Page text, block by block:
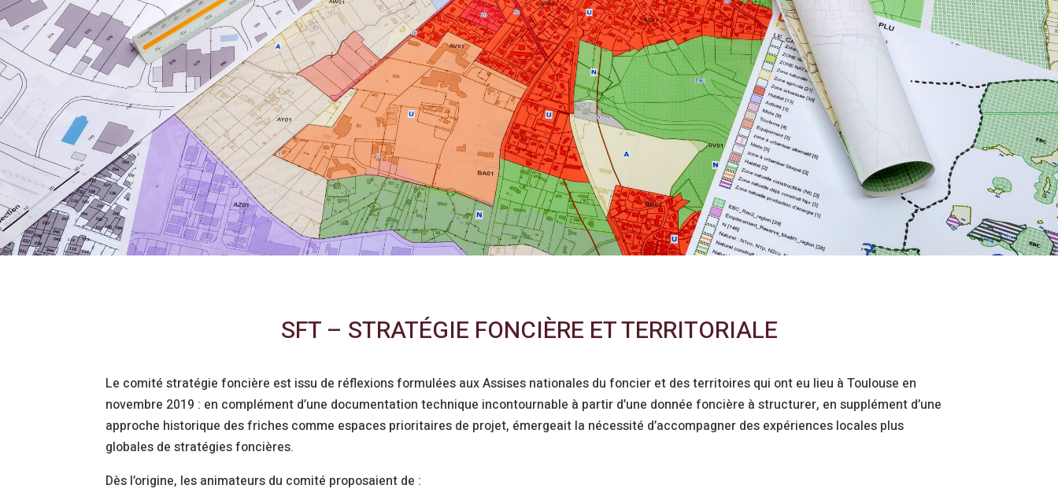
SFT – STRATÉGIE FONCIÈRE ET TERRITORIALE
Le comité stratégie foncière est issu de réflexions formulées aux Assises nationales du foncier et des territoires qui ont eu lieu à Toulouse en
novembre 2019 : en complément d’une documentation technique incontournable à partir d’une donnée foncière à structurer, en supplément d’une
approche historique des friches comme espaces prioritaires de projet, émergeait la nécessité d’accompagner des expériences locales plus
globales de stratégies foncières.
Dès l’origine, les animateurs du comité proposaient de :